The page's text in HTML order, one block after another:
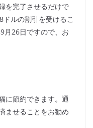
を完了させるだけで
ルの割引を受けるこ
月26日ですので、お
に節約できます。通
ませることをお勧め